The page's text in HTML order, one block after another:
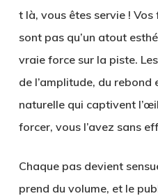
t là, vous êtes servie !
sont pas qu’un atout
vraie force sur la piste.
de l’amplitude, du rebond
naturelle qui captivent
forcer, vous l’avez sans
Chaque pas devient
prend du volume, et le